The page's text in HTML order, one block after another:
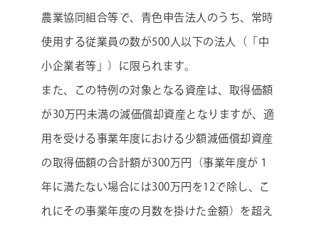
農業協同組合等で、青色申告法人のうち、常時
使用する従業員の数が500人以下の法人（「中
小企業者等」）に限られます。
また、この特例の対象となる資産は、取得価額
が30万円未満の減価償却資産となりますが、適
用を受ける事業年度における少額減価償却資産
の取得価額の合計額が300万円（事業年度が１
年に満たない場合には300万円を12で除し、こ
れにその事業年度の月数を掛けた金額）を超え